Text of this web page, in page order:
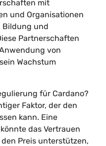
mit
und Organisationen
Bildung und
Partnerschaften
von
Wachstum
für Cardano?
Faktor, der den
kann. Eine
das Vertrauen
Preis unterstützen,